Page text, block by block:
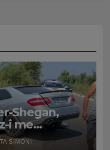
Shegan,
i me
një i
SIMONI